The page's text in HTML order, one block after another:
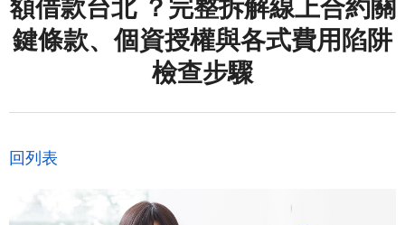
額借款台北 ？完整拆解線上合約關
鍵條款、個資授權與各式費用陷阱
檢查步驟
回列表